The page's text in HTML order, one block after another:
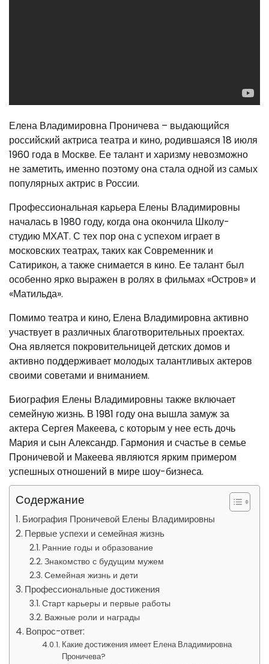
Елена Владимировна Проничева – выдающийся
российский актриса театра и кино, родившаяся 18 июля
1960 года в Москве. Ее талант и харизму невозможно
не заметить, именно поэтому она стала одной из самых
популярных актрис в России.
Профессиональная карьера Елены Владимировны
началась в 1980 году, когда она окончила Школу-
студию МХАТ. С тех пор она с успехом играет в
московских театрах, таких как Современник и
Сатирикон, а также снимается в кино. Ее талант был
особенно ярко выражен в ролях в фильмах «Остров» и
«Матильда».
Помимо театра и кино, Елена Владимировна активно
участвует в различных благотворительных проектах.
Она является покровительницей детских домов и
активно поддерживает молодых талантливых актеров
своими советами и вниманием.
Биография Елены Владимировны также включает
семейную жизнь. В 1981 году она вышла замуж за
актера Сергея Макеева, с которым у нее есть дочь
Мария и сын Александр. Гармония и счастье в семье
Проничевой и Макеева являются ярким примером
успешных отношений в мире шоу-бизнеса.
Содержание
Биография Проничевой Елены Владимировны
Первые успехи и семейная жизнь
Ранние годы и образование
Знакомство с будущим мужем
Семейная жизнь и дети
Профессиональные достижения
Старт карьеры и первые работы
Важные роли и награды
Вопрос-ответ:
Какие достижения имеет Елена Владимировна
Проничева?